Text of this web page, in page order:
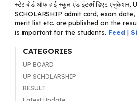
स्टेट बोर्ड ऑफ हाई स्कूल एंड इंटरमीडिएट एजुकेशन,
SCHOLARSHIP admit card, exam
merit list etc. are published on the
is important for the students. Feed |
CATEGORIES
UP BOARD
UP SCHOLARSHIP
RESULT